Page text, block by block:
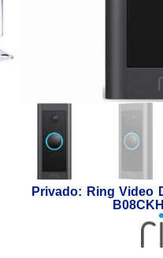
Privado: Ring Video